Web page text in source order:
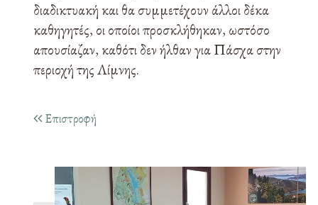
διαδικτυακή και θα συμμετέχουν άλλοι δέκα
καθηγητές, οι οποίοι προσκλήθηκαν, ωστόσο
απουσίαζαν, καθότι δεν ήλθαν για Πάσχα στην
περιοχή της Λίμνης.
Επιστροφή